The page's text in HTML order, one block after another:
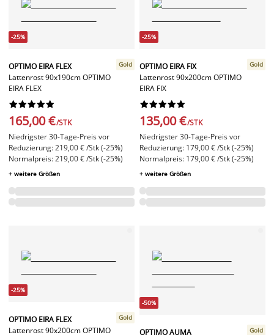
-25%
OPTIMO EIRA FLEX
Lattenrost 90x190cm OPTIMO
EIRA FLEX
Gold






165,00 €/STK
Niedrigster 30-Tage-Preis vor
Reduzierung: 219,00 € /Stk (-25%)
Normalpreis: 219,00 € /Stk (-25%)
+ weitere Größen
-25%
OPTIMO EIRA FIX
Lattenrost 90x200cm OPTIMO
EIRA FIX
Gold






135,00 €/STK
Niedrigster 30-Tage-Preis vor
Reduzierung: 179,00 € /Stk (-25%)
Normalpreis: 179,00 € /Stk (-25%)
+ weitere Größen
-25%
OPTIMO EIRA FLEX
Lattenrost 90x200cm OPTIMO
Gold
-50%
OPTIMO AUMA Gold